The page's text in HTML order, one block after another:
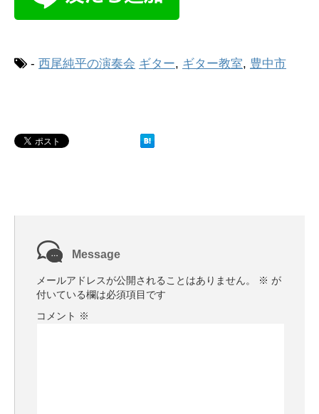
- 西尾純平の演奏会 ギター, ギター教室, 豊中市
Message
メールアドレスが公開されることはありません。 ※ が
付いている欄は必須項目です
コメント ※